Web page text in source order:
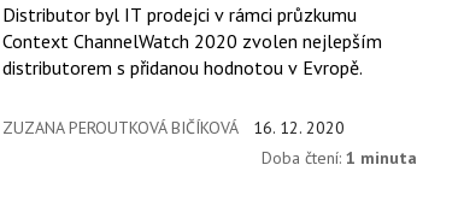
Distributor byl IT prodejci v rámci průzkumu
Context ChannelWatch 2020 zvolen nejlepším
distributorem s přidanou hodnotou v Evropě.
ZUZANA PEROUTKOVÁ BIČÍKOVÁ
16. 12. 2020
Doba čtení: 1 minuta